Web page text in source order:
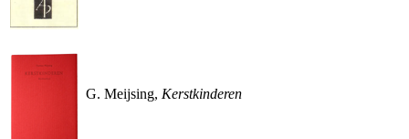
G. Meijsing, Kerstkinderen